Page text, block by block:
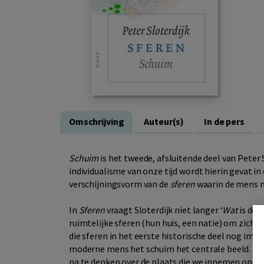
Omschrijving Auteur(s) In de pers
Schuimis het tweede, afsluitende deel van Peter
individualisme van onze tijd wordt hierin gevat
verschijningsvorm van de sferenwaarin de mens
In Sferenvraagt Sloterdijk niet langer ‘Watis de
ruimtelijke sferen (hun huis, een natie) om zich
die sferen in het eerste historische deel nog
moderne mens het schuim het centrale beeld.
na te denken over de plaats die we innemen op